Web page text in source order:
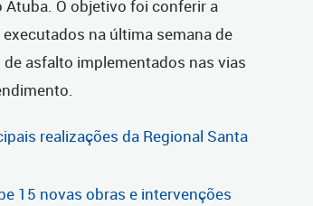
Atuba. O objetivo foi conferir a
na última semana de
asfalto implementados nas vias
realizações da Regional Santa
15 novas obras e intervenções